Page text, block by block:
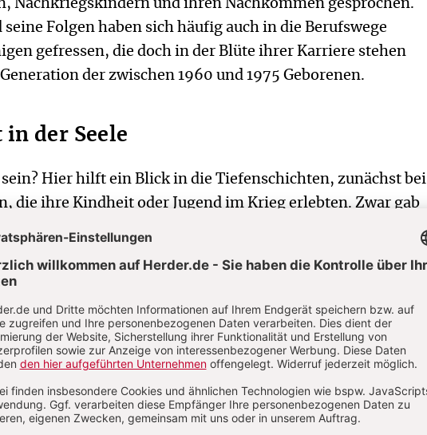
Nachkriegskindern und ihren Nachkommen gesprochen.
seine Folgen haben sich häufig auch in die Berufswege
gefressen, die doch in der Blüte ihrer Karriere stehen
der zwischen 1960 und 1975 Geborenen.
in der Seele
sein? Hier hilft ein Blick in die Tiefenschichten, zunächst bei
die ihre Kindheit oder Jugend im Krieg erlebten. Zwar gab
zwischen den Regionen, zwischen Stadt und Land
und Schutz durch die Familien. Doch Millionen
für Nacht im Bombenhagel, erlebten ohnmächtige
verloren Angehörige oder gingen selbst verloren.
Vergewaltigung der Mutter. Eine erschreckend hohe Zahl
der Kriegs- und Nachkriegszeit auch selbst
Kinder flohen aus ihrer Heimat und wurden als
ausgegrenzt oder verlacht. Ihre Grundsicherheit im Leben
Trümmern des Krieges buchstäblich zermalmt. Nicht zu